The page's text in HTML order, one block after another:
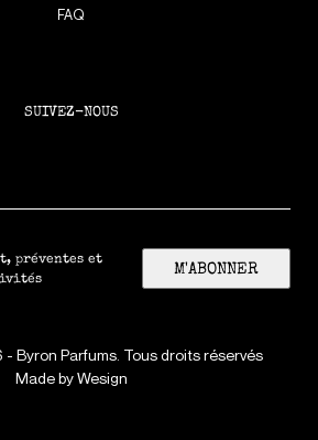
FAQ
SUIVEZ-NOUS
préventes et
M'ABONNER
Byron Parfums. Tous droits réservés
Made byWesign